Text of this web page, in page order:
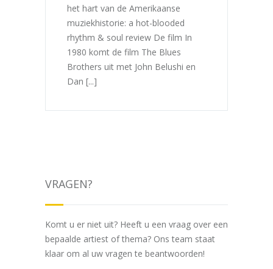
het hart van de Amerikaanse
muziekhistorie: a hot-blooded
rhythm & soul review De film In
1980 komt de film The Blues
Brothers uit met John Belushi en
Dan [...]
VRAGEN?
Komt u er niet uit? Heeft u een vraag over een
bepaalde artiest of thema? Ons team staat
klaar om al uw vragen te beantwoorden!